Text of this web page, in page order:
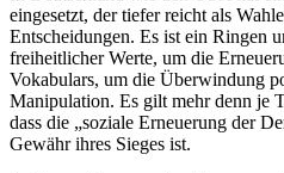
eingesetzt, der tiefer reicht als
Entscheidungen. Es ist ein Ringen
freiheitlicher Werte, um die
Vokabulars, um die Überwindung
Manipulation. Es gilt mehr denn je
dass die „soziale Erneuerung der
Gewähr ihres Sieges ist.